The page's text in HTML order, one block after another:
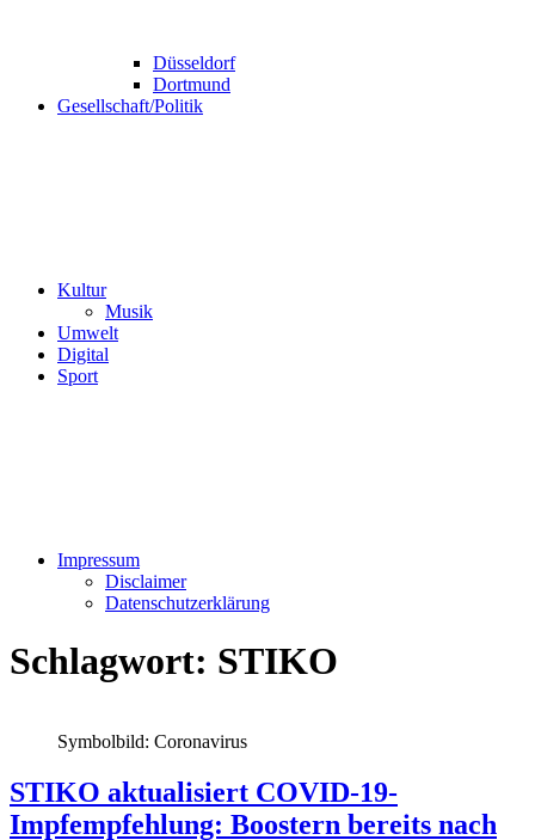
Düsseldorf
Dortmund
Gesellschaft/Politik
Kultur
Musik
Umwelt
Digital
Sport
Impressum
Disclaimer
Datenschutzerklärung
Schlagwort: STIKO
Symbolbild: Coronavirus
STIKO aktualisiert COVID-19-
Impfempfehlung: Boostern bereits nach